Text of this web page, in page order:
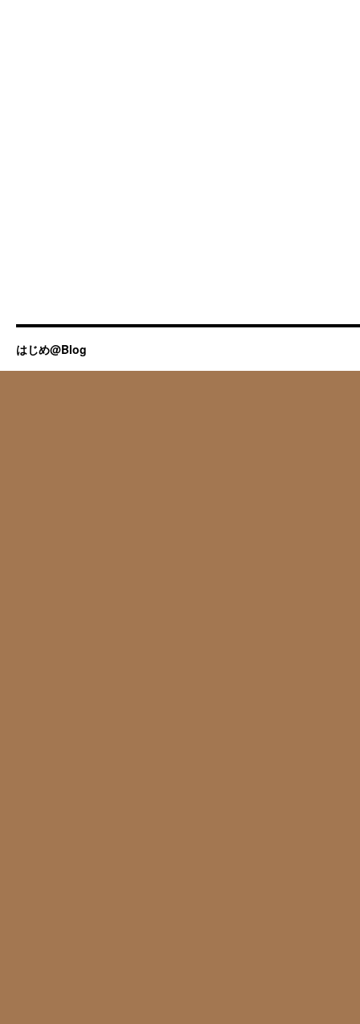
はじめ@Blog